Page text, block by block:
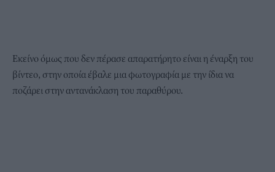
Εκείνο όμως που δεν πέρασε απαρατήρητο είναι η έναρξη του
βίντεο, στην οποία έβαλε μια φωτογραφία με την ίδια να
ποζάρει στην αντανάκλαση του παραθύρου.